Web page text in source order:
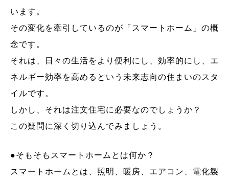
います。
その変化を牽引しているのが「スマートホーム」の概
念です。
それは、日々の生活をより便利にし、効率的にし、エ
ネルギー効率を高めるという未来志向の住まいのスタ
イルです。
しかし、それは注文住宅に必要なのでしょうか？
この疑問に深く切り込んでみましょう。
●そもそもスマートホームとは何か？
スマートホームとは、照明、暖房、エアコン、電化製